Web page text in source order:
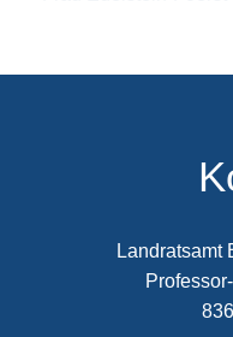
Landratsamt